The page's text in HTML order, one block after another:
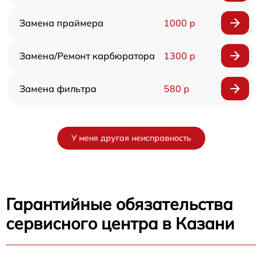
Замена праймера 1000 р
Замена/Pемонт карбюратора 1300 р
Замена фильтра 580 р
У меня другая неисправность
Гарантийные обязательства
сервисного центра в Казани